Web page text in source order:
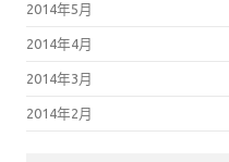
2014年5月
2014年4月
2014年3月
2014年2月